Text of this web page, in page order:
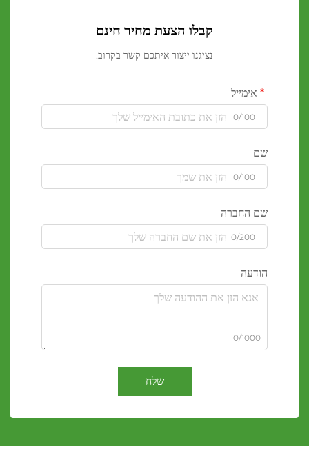
קבלו הצעת מחיר חינם
נציגנו ייצור איתכם קשר בקרוב.
אימייל
0/100
שם
0/100
שם החברה
0/200
הודעה
0/1000
שלח